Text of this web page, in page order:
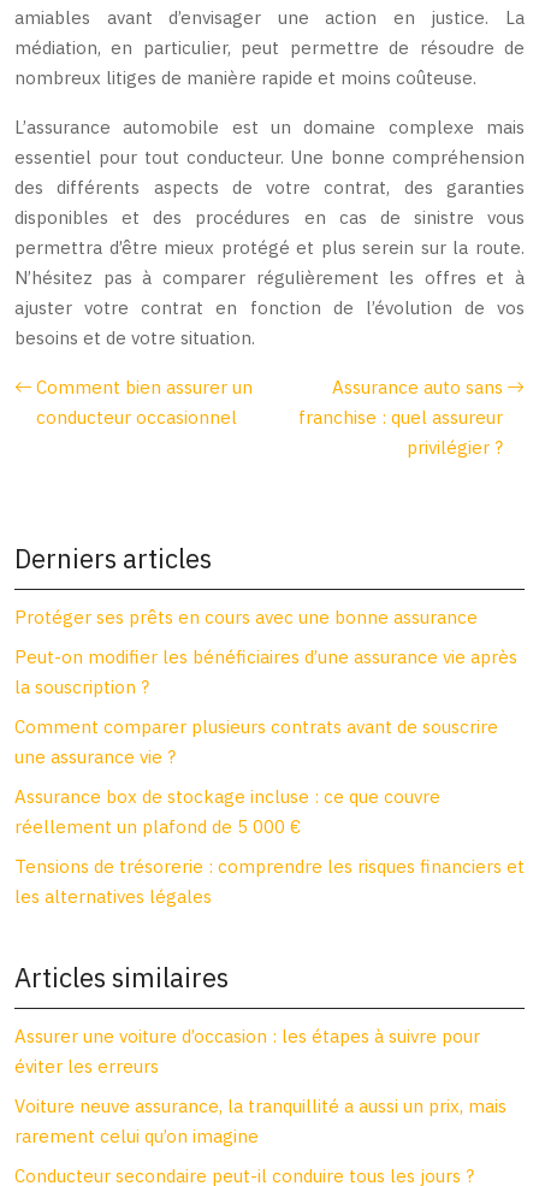
amiables avant d’envisager une action en justice. La
médiation, en particulier, peut permettre de résoudre de
nombreux litiges de manière rapide et moins coûteuse.
L’assurance automobile est un domaine complexe mais
essentiel pour tout conducteur. Une bonne compréhension
des différents aspects de votre contrat, des garanties
disponibles et des procédures en cas de sinistre vous
permettra d’être mieux protégé et plus serein sur la route.
N’hésitez pas à comparer régulièrement les offres et à
ajuster votre contrat en fonction de l’évolution de vos
besoins et de votre situation.
Comment bien assurer un
conducteur occasionnel
Assurance auto sans
franchise : quel assureur
privilégier ?
Derniers articles
Protéger ses prêts en cours avec une bonne assurance
Peut-on modifier les bénéficiaires d’une assurance vie après
la souscription ?
Comment comparer plusieurs contrats avant de souscrire
une assurance vie ?
Assurance box de stockage incluse : ce que couvre
réellement un plafond de 5 000 €
Tensions de trésorerie : comprendre les risques financiers et
les alternatives légales
Articles similaires
Assurer une voiture d’occasion : les étapes à suivre pour
éviter les erreurs
Voiture neuve assurance, la tranquillité a aussi un prix, mais
rarement celui qu’on imagine
Conducteur secondaire peut-il conduire tous les jours ?